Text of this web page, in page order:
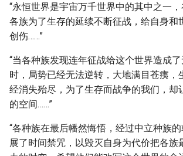
“永恒世界是宇宙万千世界中的其中之一，
各族为了生存的延续不断征战，给自身和
创伤……”
“当各种族发现连年征战给这个世界造成
时，局势已经无法逆转，大地满目苍痍，
经消失殆尽，为了生存而战争的我们，却
的空间……”
“各种族在最后幡然悔悟，经过中立种族
展了时间禁咒，以毁灭自身为代价把各族